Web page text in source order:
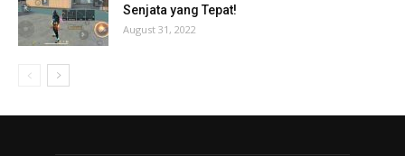
Senjata yang Tepat!
August 31, 2022